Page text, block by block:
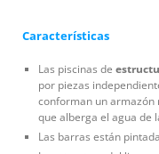
Características
Las piscinas de
por piezas
conforman un armazón
que alberga el agua de
Las barras están